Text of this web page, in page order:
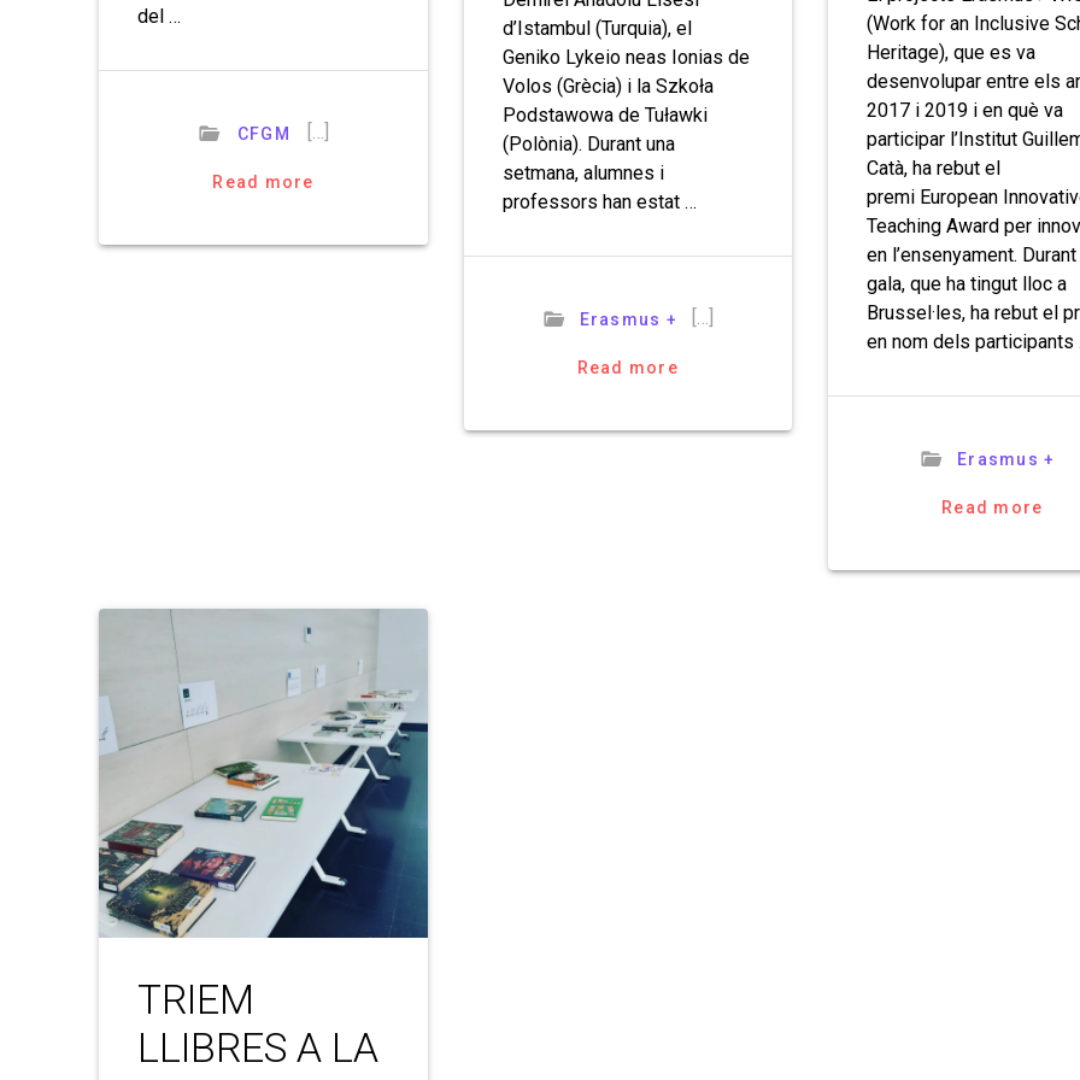
del …
CFGM […]
Read more
d’Istambul (Turquia), el
Geniko Lykeio neas Ionias de
Volos (Grècia) i la Szkoła
Podstawowa de Tuławki
(Polònia). Durant una
setmana, alumnes i
professors han estat …
Erasmus + […]
Read more
(Work for an Inclusive
Heritage), que es va
desenvolupar entre els
2017 i 2019 i en què va
participar l’Institut
Catà, ha rebut el
premi European
Teaching Award per
en l’ensenyament.
gala, que ha tingut lloc a
Brussel·les, ha rebut el
en nom dels participants
Erasmus +
Read more
TRIEM
LLIBRES A LA